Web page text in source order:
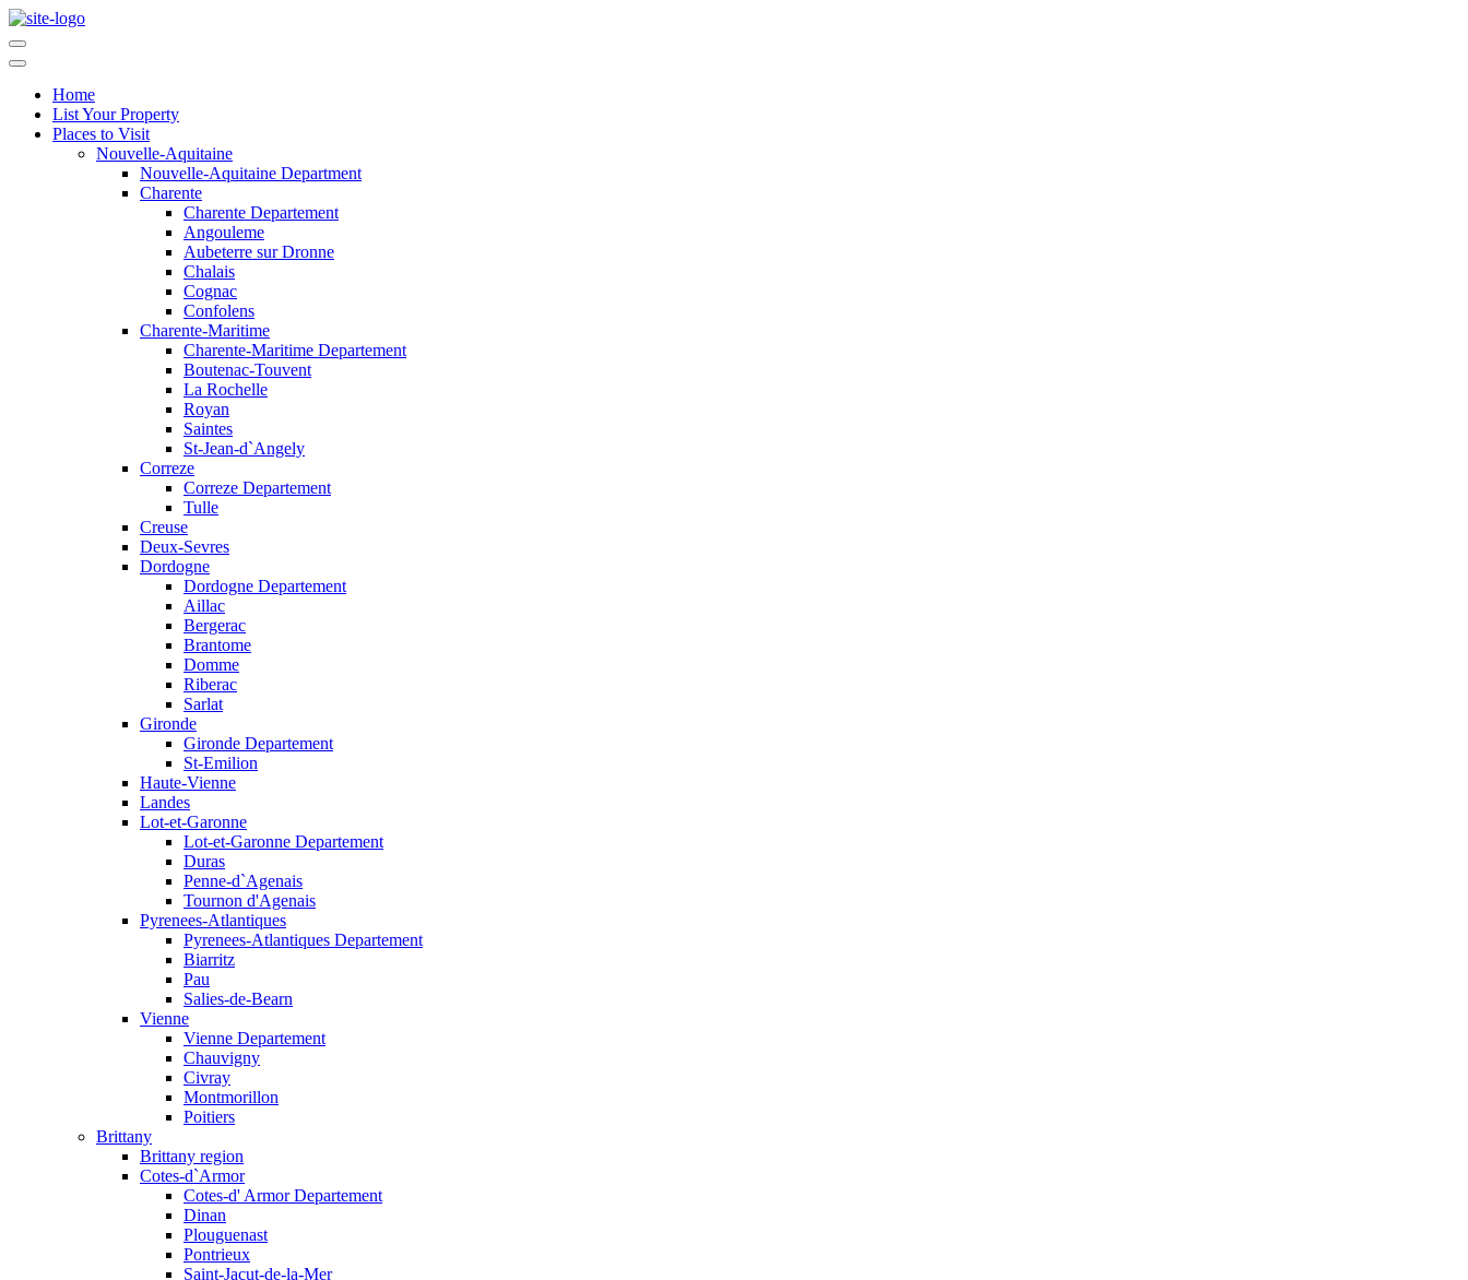
Home
List Your Property
Places to Visit
Nouvelle-Aquitaine
Nouvelle-Aquitaine Department
Charente
Charente Departement
Angouleme
Aubeterre sur Dronne
Chalais
Cognac
Confolens
Charente-Maritime
Charente-Maritime Departement
Boutenac-Touvent
La Rochelle
Royan
Saintes
St-Jean-d`Angely
Correze
Correze Departement
Tulle
Creuse
Deux-Sevres
Dordogne
Dordogne Departement
Aillac
Bergerac
Brantome
Domme
Riberac
Sarlat
Gironde
Gironde Departement
St-Emilion
Haute-Vienne
Landes
Lot-et-Garonne
Lot-et-Garonne Departement
Duras
Penne-d`Agenais
Tournon d'Agenais
Pyrenees-Atlantiques
Pyrenees-Atlantiques Departement
Biarritz
Pau
Salies-de-Bearn
Vienne
Vienne Departement
Chauvigny
Civray
Montmorillon
Poitiers
Brittany
Brittany region
Cotes-d`Armor
Cotes-d' Armor Departement
Dinan
Plouguenast
Pontrieux
Saint-Jacut-de-la-Mer